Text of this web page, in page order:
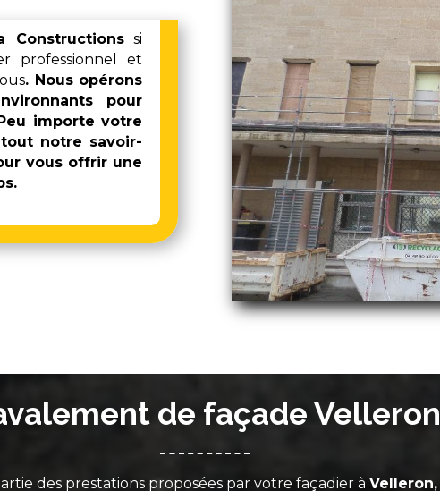
Constructionssi
professionnel et
. Nous opérons
pour
importe votre
notre savoir-
vous offrir une
de façade Velleron
des prestations proposées par votre façadier à Velleron,